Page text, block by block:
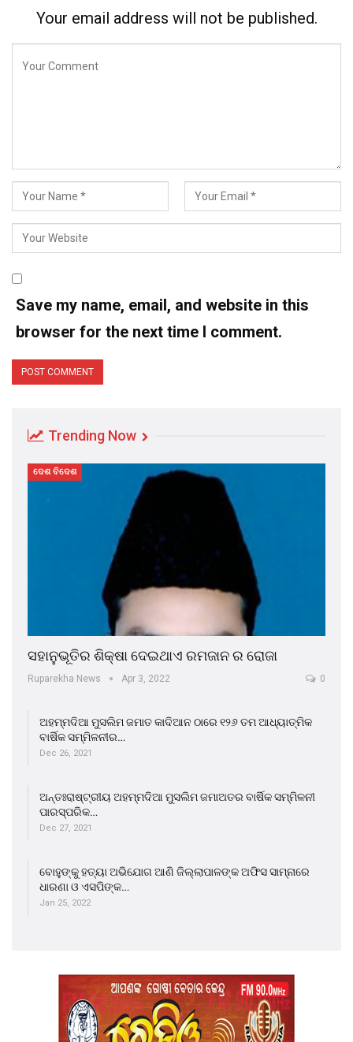
Your email address will not be published.
Save my name, email, and website in this
browser for the next time I comment.
Trending Now
ଦେଶ ବିଦେଶ
ସହାନୁଭୂତିର ଶିକ୍ଷା ଦେଇଥାଏ ରମଜାନ ର ରୋଜା
Ruparekha News Apr 3, 2022 0
ଅହମ୍ମଦିଆ ମୁସଲିମ ଜମାତ କାଦିଆନ ଠାରେ ୧୨୬ ତମ ଆଧ୍ୟାତ୍ମିକ
ବାର୍ଷିକ ସମ୍ମିଳନୀର…
Dec 26, 2021
ଅନ୍ତଃରାଷ୍ଟ୍ରୀୟ ଅହମ୍ମଦିଆ ମୁସଲିମ ଜମାଅତର ବାର୍ଷିକ ସମ୍ମିଳନୀ
ପାରସ୍ପରିକ…
Dec 27, 2021
ବୋହୁଙ୍କୁ ହତ୍ୟା ଅଭିଯୋଗ ଆଣି ଜିଲ୍ଲାପାଳଙ୍କ ଅଫିସ ସାମ୍ନାରେ
ଧାରଣା ଓ ଏସପିଙ୍କ…
Jan 25, 2022